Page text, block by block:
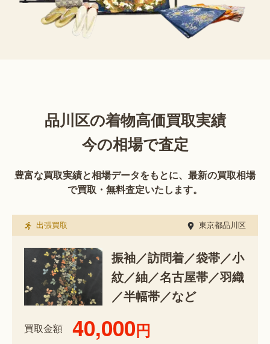
品川区の着物高価買取実績
今の相場で査定
豊富な買取実績と相場データをもとに、最新の買取相場
で買取・無料査定いたします。
出張買取 東京都品川区
振袖／訪問着／袋帯／小
紋／紬／名古屋帯／羽織
／半幅帯／など
買取金額 40,000円